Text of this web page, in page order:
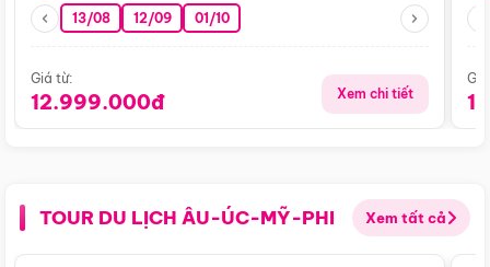
13/08 12/09 01/10
Giá từ:
12.999.000đ Xem chi tiết
TOUR DU LỊCH ÂU-ÚC-MỸ-PHI Xem tất cả
Điểm nổi bật